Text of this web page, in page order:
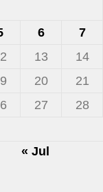
6 7
13 14
20 21
27 28
« Jul